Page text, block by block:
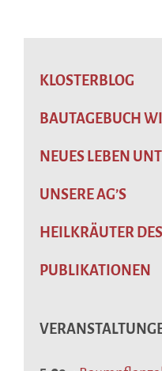
KLOSTERBLOG
BAUTAGEBUCH
NEUES LEBEN
UNSERE AG’S
HEILKRÄUTER
PUBLIKATIONEN